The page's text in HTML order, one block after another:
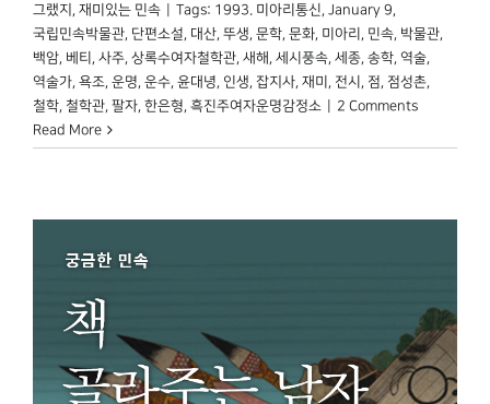
그랬지 , 재미있는 민속 Tags: 1993. 미아리통신, January 9,
국립민속박물관, 단편소설, 대산, 뚜생, 문학, 문화, 미아리 , 민속, 박물관,
백암, 베티 , 사주, 상록수여자철학관, 새해 , 세시풍속, 세종, 송학, 역술,
역술가, 욕조, 운명, 운수, 윤대녕, 인생, 잡지사, 재미 , 전시 , 점, 점성촌,
철학, 철학관, 팔자, 한은형, 흑진주여자운명감정소
2 Comments
Read More